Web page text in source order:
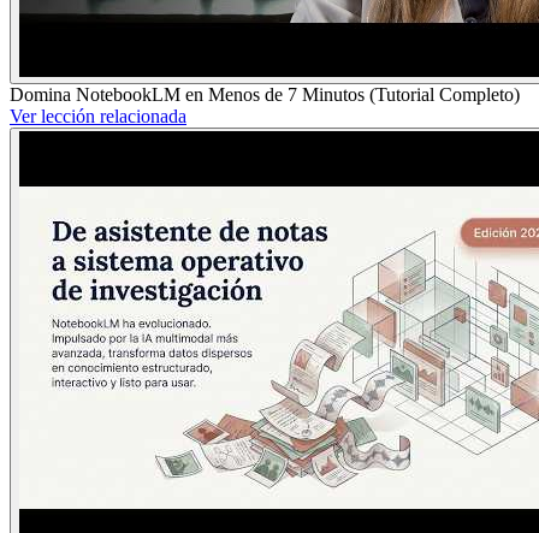
Domina NotebookLM en Menos de 7 Minutos (Tutorial Completo)
Ver lección relacionada